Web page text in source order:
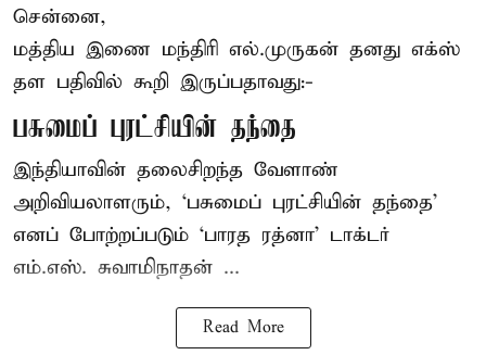
சென்னை,
மத்திய இணை மந்திரி எல்.முருகன் தனது எக்ஸ்
தள பதிவில் கூறி இருப்பதாவது:-
பசுமைப் புரட்சியின் தந்தை
இந்தியாவின் தலைசிறந்த வேளாண்
அறிவியலாளரும், ‘பசுமைப் புரட்சியின் தந்தை’
எனப் போற்றப்படும் ‘பாரத ரத்னா’ டாக்டர்
எம்.எஸ். சுவாமிநாதன் ...
Read More